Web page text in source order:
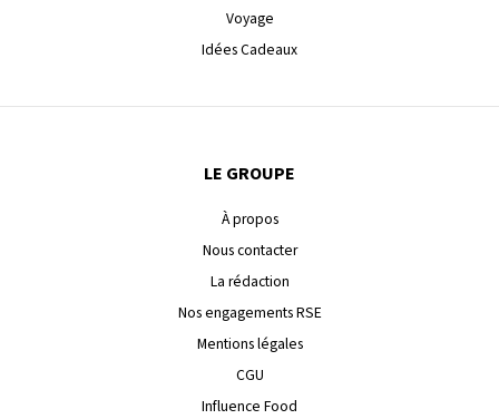
Voyage
Idées Cadeaux
LE GROUPE
À propos
Nous contacter
La rédaction
Nos engagements RSE
Mentions légales
CGU
Influence Food